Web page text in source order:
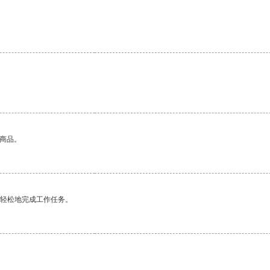
品。
松地完成工作任务。